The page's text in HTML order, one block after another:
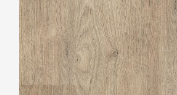
Montinique Largo XL M-501326